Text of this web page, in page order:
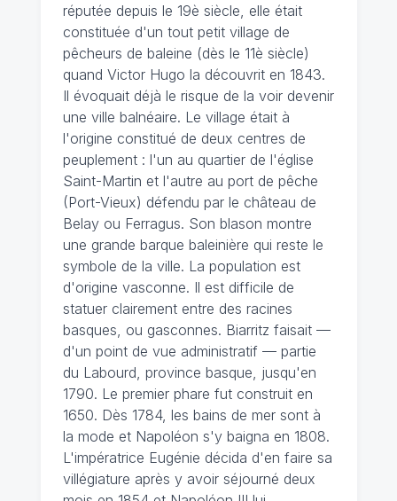
réputée depuis le 19è siècle, elle était
constituée d'un tout petit village de
pêcheurs de baleine (dès le 11è siècle)
quand Victor Hugo la découvrit en 1843.
Il évoquait déjà le risque de la voir devenir
une ville balnéaire. Le village était à
l'origine constitué de deux centres de
peuplement : l'un au quartier de l'église
Saint-Martin et l'autre au port de pêche
(Port-Vieux) défendu par le château de
Belay ou Ferragus. Son blason montre
une grande barque baleinière qui reste le
symbole de la ville. La population est
d'origine vasconne. Il est difficile de
statuer clairement entre des racines
basques, ou gasconnes. Biarritz faisait —
d'un point de vue administratif — partie
du Labourd, province basque, jusqu'en
1790. Le premier phare fut construit en
1650. Dès 1784, les bains de mer sont à
la mode et Napoléon s'y baigna en 1808.
L'impératrice Eugénie décida d'en faire sa
villégiature après y avoir séjourné deux